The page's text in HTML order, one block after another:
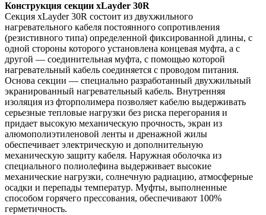
Конструкция секции xLayder 30R
Секция xLayder 30R состоит из двухжильного
нагревательного кабеля постоянного сопротивления
(резистивного типа) определенной фиксированной длины, с
одной стороны которого установлена концевая муфта, а с
другой — соединительная муфта, с помощью которой
нагревательный кабель соединяется с проводом питания.
Основа секции — специально разработанный двухжильный
экранированный нагревательный кабель. Внутренняя
изоляция из фторполимера позволяет кабелю выдерживать
серьезные тепловые нагрузки без риска перегорания и
придает высокую механическую прочность, экран из
алюмополиэтиленовой ленты и дренажной жилы
обеспечивает электрическую и дополнительную
механическую защиту кабеля. Наружная оболочка из
специального полиолефина выдерживает высокие
механические нагрузки, солнечную радиацию, атмосферные
осадки и перепады температур. Муфты, выполненные
способом горячего прессования, обеспечивают 100%
герметичность.